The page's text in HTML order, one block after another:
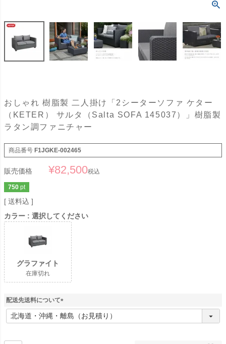
おしゃれ 樹脂製 二人掛け「2シーターソファ ケター
（KETER） サルタ（Salta SOFA 145037）」樹脂製
ラタン調ファニチャー
商品番号 F1JGKE-002465
販売価格 ¥82,500税込
750 pt
送料込
カラー
選択してください
グラファイト
在庫切れ
配送先送料について
(
必